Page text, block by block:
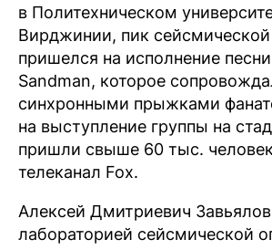
в Политехническом
Вирджинии, пик сейсмической
пришелся на исполнение
Sandman, которое
синхронными прыжками
на выступление группы на
пришли свыше 60 тыс.
телеканал Fox.
Алексей Дмитриевич
лабораторией сейсмической